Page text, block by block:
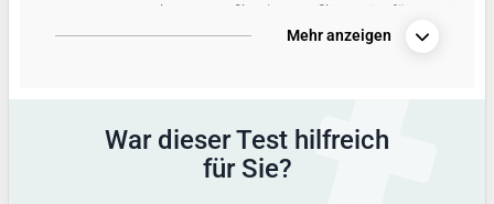
BRITA Flow Wasserfilter (Wasserfilterstation für
Vergleichstabelle mit allen Produktdetails
So hat tipps.de getestet
Mehr anzeigen
War dieser Test hilfreich
für Sie?